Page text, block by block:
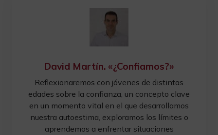
David Martín. «¿Confiamos?»
Reflexionaremos con jóvenes de distintas
edades sobre la confianza, un concepto clave
en un momento vital en el que desarrollamos
nuestra autoestima, exploramos los límites o
aprendemos a enfrentar situaciones